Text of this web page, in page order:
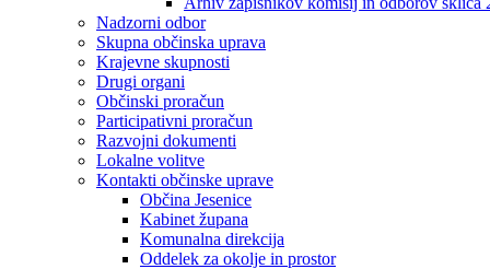
Nadzorni odbor
Skupna občinska uprava
Krajevne skupnosti
Drugi organi
Občinski proračun
Participativni proračun
Razvojni dokumenti
Lokalne volitve
Kontakti občinske uprave
Občina Jesenice
Kabinet župana
Komunalna direkcija
Oddelek za okolje in prostor